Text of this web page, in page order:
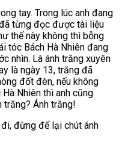
tay. Trong lúc anh đang
từng đọc được tài liệu
thế này không thì bỗng
tóc Bách Hà Nhiên đang
nhìn. Là ánh trăng xuyên
là ngày 13, trăng đã
đốt đèn, nếu không
Nhiên thì anh cũng
trăng? Ánh trăng!
đừng để lại chút ánh